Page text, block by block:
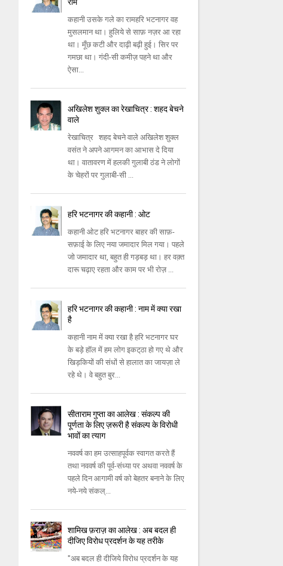
कहानी उसके गले का रामहरि भटनागर वह
मुसलमान था। हुलिये से साफ़ नज़र आ रहा
था। मूँछ कटी और दाढ़ी बढ़ी हुई। सिर पर
गमछा था। गंदी-सी कमीज़ पहने था और
ऐसा...
अखिलेश शुक्ल का रेखाचित्र : शहद बेचने
वाले
रेखाचित्र शहद बेचने वाले अखिलेश शुक्ल
वसंत ने अपने आगमन का आभास दे दिया
था। वातावरण में हलकी गुलाबी ठंड ने लोगों
के चेहरों पर गुलाबी-सी ...
हरि भटनागर की कहानी : ओट
कहानी ओट हरि भटनागर बाहर की साफ़-
सफ़ाई के लिए नया जमादार मिल गया। पहले
जो जमादार था, बहुत ही गड़बड़ था। हर वक्‍़त
दारू चढ़ाए रहता और काम पर भी रोज़ ...
हरि भटनागर की कहानी : नाम में क्‍या रखा
है
कहानी नाम में क्या रखा है हरि भटनागर घर
के बड़े हॉल में हम लोग इकट्‌ठा हो गए थे और
खिड़कियों की संधों से हालात का जायज़ा ले
रहे थे। वे बहुत बुर...
सीताराम गुप्ता का आलेख : संकल्‍प की
पूर्णता के लिए ज़रूरी है संकल्‍प के विरोधी
भावों का त्‍याग
नववर्ष का हम उत्‍साहपूर्वक स्‍वागत करते हैं
तथा नववर्ष की पूर्व-संध्‍या पर अथवा नववर्ष के
पहले दिन आगामी वर्ष को बेहतर बनाने के लिए
नये-नये संकल्...
शामिख फ़राज़ का आलेख : अब बदल ही
दीजिए विरोध प्रदर्शन के यह तरीके
"अब बदल ही दीजिये विरोध प्रदर्शन के यह